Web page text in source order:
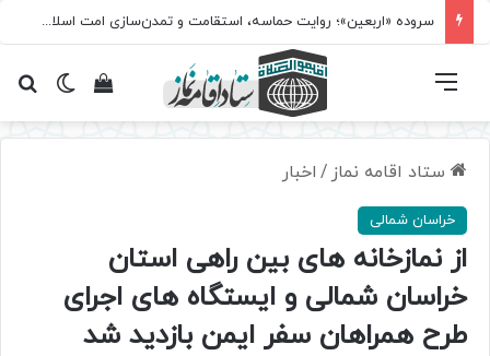
سروده‌ «اربعین»؛ روایت حماسه، استقامت و تمدن‌سازی امت اسلامی
تغییرمشاهده فهرست
ستاد اقامه نماز / اخبار
خراسان شمالی
از نمازخانه های بین راهی استان
خراسان شمالی و ایستگاه های اجرای
طرح همراهان سفر ایمن بازدید شد